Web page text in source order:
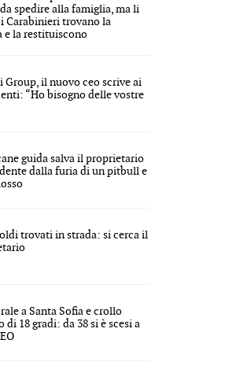
spedire alla famiglia, ma li
Carabinieri trovano la
e la restituiscono
Group, il nuovo ceo scrive ai
“Ho bisogno delle vostre
guida salva il proprietario
dalla furia di un pitbull e
trovati in strada: si cerca il
a Santa Sofia e crollo
di 18 gradi: da 38 si è scesi a